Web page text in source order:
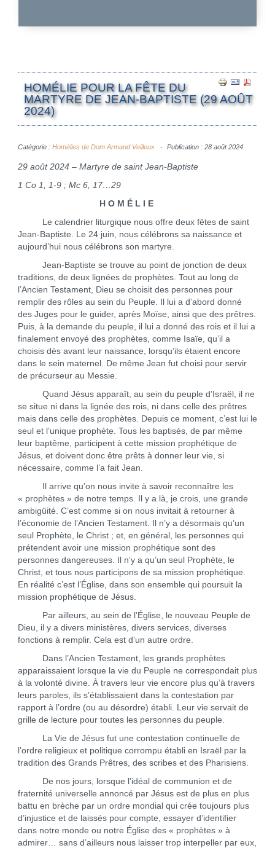
HOMÉLIE POUR LA FÊTE DU
MARTYRE DE JEAN-BAPTISTE (29 AOÛT
2024)
Catégorie : Homélies de Dom Armand Veilleux Publication : 28 août 2024
29 août 2024 – Martyre de saint Jean-Baptiste
1 Co 1, 1-9 ; Mc 6, 17…29
H O M É L I E
Le calendrier liturgique nous offre deux fêtes de saint
Jean-Baptiste. Le 24 juin, nous célébrons sa naissance et
aujourd’hui nous célébrons son martyre.
Jean-Baptiste se trouve au point de jonction de deux
traditions, de deux lignées de prophètes. Tout au long de
l’Ancien Testament, Dieu se choisit des personnes pour
remplir des rôles au sein du Peuple. Il lui a d’abord donné
des Juges pour le guider, après Moïse, ainsi que des prêtres.
Puis, à la demande du peuple, il lui a donné des rois et il lui a
finalement envoyé des prophètes, comme Isaïe, qu’il a
choisis dès avant leur naissance, lorsqu’ils étaient encore
dans le sein maternel. De même Jean fut choisi pour servir
de précurseur au Messie.
Quand Jésus apparaît, au sein du peuple d’Israël, il ne
se situe ni dans la lignée des rois, ni dans celle des prêtres
mais dans celle des prophètes. Depuis ce moment, c’est lui le
seul et l’unique prophète. Tous les baptisés, de par même
leur baptême, participent à cette mission prophétique de
Jésus, et doivent donc être prêts à donner leur vie, si
nécessaire, comme l’a fait Jean.
Il arrive qu’on nous invite à savoir reconnaître les
« prophètes » de notre temps. Il y a là, je crois, une grande
ambigüité. C’est comme si on nous invitait à retourner à
l’économie de l’Ancien Testament. Il n’y a désormais qu’un
seul Prophète, le Christ ; et, en général, les personnes qui
prétendent avoir une mission prophétique sont des
personnes dangereuses. Il n’y a qu’un seul Prophète, le
Christ, et tous nous participons de sa mission prophétique.
En réalité c’est l’Église, dans son ensemble qui poursuit la
mission prophétique de Jésus.
Par ailleurs, au sein de l’Église, le nouveau Peuple de
Dieu, il y a divers ministères, divers services, diverses
fonctions à remplir. Cela est d’un autre ordre.
Dans l’Ancien Testament, les grands prophètes
apparaissaient lorsque la vie du Peuple ne correspondait plus
à la volonté divine. À travers leur vie encore plus qu’à travers
leurs paroles, ils s’établissaient dans la contestation par
rapport à l’ordre (ou au désordre) établi. Leur vie servait de
grille de lecture pour toutes les personnes du peuple.
La Vie de Jésus fut une contestation continuelle de
l’ordre religieux et politique corrompu établi en Israël par la
tradition des Grands Prêtres, des scribes et des Pharisiens.
De nos jours, lorsque l’idéal de communion et de
fraternité universelle annoncé par Jésus est de plus en plus
battu en brèche par un ordre mondial qui crée toujours plus
d’injustice et de laissés pour compte, essayer d’identifier
dans notre monde ou notre Église des « prophètes » à
admirer… sans d’ailleurs nous laisser trop interpeller par eux,